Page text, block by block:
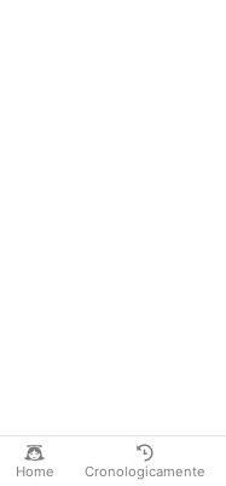
Home Cronologicamente